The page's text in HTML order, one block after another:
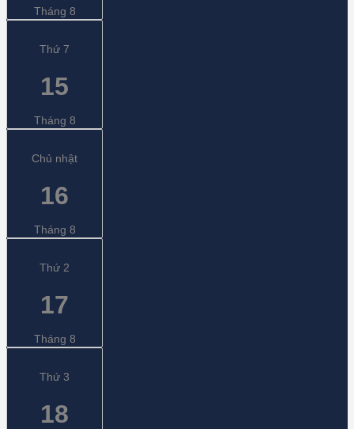
Tháng 8
Thứ 7
15
Tháng 8
Chủ nhật
16
Tháng 8
Thứ 2
17
Tháng 8
Thứ 3
18